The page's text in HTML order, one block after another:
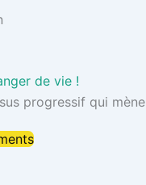
de vie !
progressif qui